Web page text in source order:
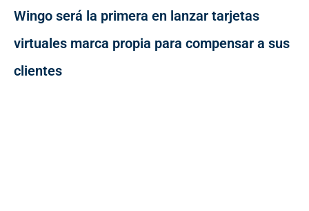
Wingo será la primera en lanzar tarjetas
virtuales marca propia para compensar a sus
clientes